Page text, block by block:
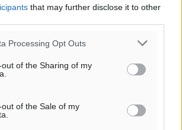
that may further disclose it to other
Processing Opt Outs
of the Sharing of my
of the Sale of my